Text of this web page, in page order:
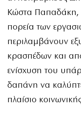
Κώστα Παπαδάκη,
πορεία των
περιλαμβάνουν
κρασπέδων και
ενίσχυση του
δαπάνη να
πλαίσιο